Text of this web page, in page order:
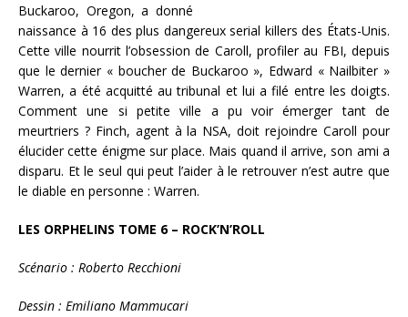
Buckaroo, Oregon, a donné
naissance à 16 des plus dangereux serial killers des États-Unis.
Cette ville nourrit l’obsession de Caroll, profiler au FBI, depuis
que le dernier « boucher de Buckaroo », Edward « Nailbiter »
Warren, a été acquitté au tribunal et lui a filé entre les doigts.
Comment une si petite ville a pu voir émerger tant de
meurtriers ? Finch, agent à la NSA, doit rejoindre Caroll pour
élucider cette énigme sur place. Mais quand il arrive, son ami a
disparu. Et le seul qui peut l’aider à le retrouver n’est autre que
le diable en personne : Warren.
LES ORPHELINS TOME 6 – ROCK’N’ROLL
Scénario : Roberto Recchioni
Dessin : Emiliano Mammucari